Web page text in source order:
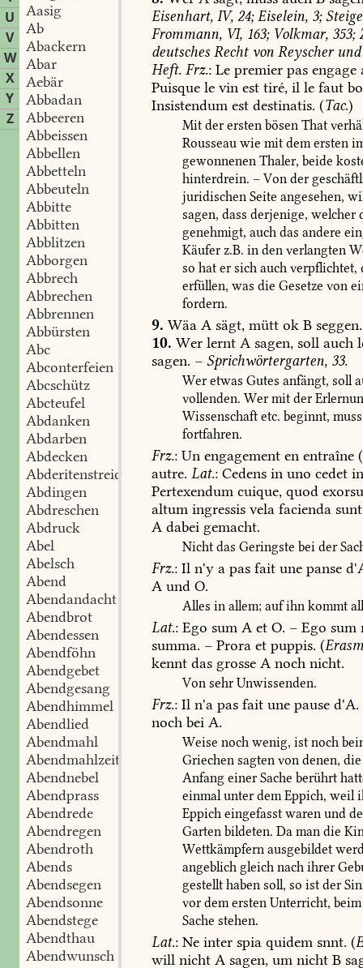
U
V
W
X
Y
Z
Aasig
Ab
Abackern
Abar
Aebär
Abbadan
Abbeeren
Abbeissen
Abbellen
Abbetteln
Abbeuteln
Abbitte
Abbitten
Abblitzen
Abborgen
Abbrech
Abbrechen
Abbrennen
Abbürsten
Abc
Abconterfeien
Abcschütz
Abcteufel
Abdanken
Abdarben
Abdecken
Abderitenstreiche
Abdingen
Abdreschen
Abdruck
Abel
Abelsch
Abend
Abendandacht
Abendbrot
Abendessen
Abendföhn
Abendgebet
Abendgesang
Abendhimmel
Abendlied
Abendmahl
Abendmahlzeit
Abendnebel
Abendprass
Abendrede
Abendregen
Abendroth
Abends
Abendsegen
Abendsonne
Abendstege
Abendthau
Abendwunsch
Eisenhart, IV, 24;Eiselein, 3;
Frommann, VI, 163;Volkmar, 353;
deutsches Rechtvon Reyscherund
Heft. Frz.: Le premier pas engage
Puisque le vin est tiré, il le faut
Insistendum est destinatis. (Tac.)
MitdererstenbösenThat
Rousseauwie mitdemersten
gewonnenenThaler, beide
hinterdrein. –Vonder
juridischenSeite angesehen,
sagen, dass derjenige, welcher
genehmigt, auchdas andere
Käuferz.B. indenverlangten
so hatersichauchverpflichtet,
erfüllen, was die Gesetze von
fordern.
9. Wäa A sägt, mütt ok B seggen.
10. Wer lernt A sagen, soll auch
sagen. – Sprichwörtergarten, 33.
Weretwas Gutes anfängt, soll
vollenden. Wermitder
Wissenschaftetc. beginnt, muss
fortfahren.
Frz.: Un engagement en entraîne
autre. Lat.: Cedens in uno cedet
Pertexendum cuique, quod
altum ingressis vela facienda
A dabei gemacht.
Nichtdas Geringste beider
Frz.: Il n'y a pas fait une panse
A und O.
Alles inallem;aufihnkommt
Lat.: Ego sum A et O. – Ego sum
summa. – Prora et puppis. (
kennt das grosse A noch nicht.
VonsehrUnwissenden.
Frz.: Il n'a pas fait une pause d'A.
noch bei A.
Weise nochwenig, istnoch
Griechensagtenvondenen, die
Anfang einerSache berührt
einmalunterdemEppich, weil
Eppicheingefasstwarenund
Gartenbildeten. Damandie
Wettkämpfernausgebildet
angeblichgleichnachihrer
gestellthabensoll, so istder
vordemerstenUnterricht, beim
Sache stehen.
Lat.: Ne inter spia quidem snnt. (
will nicht A sagen, um nicht B